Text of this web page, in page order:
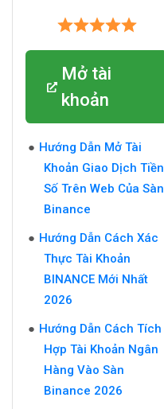
Mở tài
khoản
Hướng Dẫn Mở Tài
Khoản Giao Dịch Tiền
Số Trên Web Của Sàn
Binance
Hướng Dẫn Cách Xác
Thực Tài Khoản
BINANCE Mới Nhất
2026
Hướng Dẫn Cách Tích
Hợp Tài Khoản Ngân
Hàng Vào Sàn
Binance 2026